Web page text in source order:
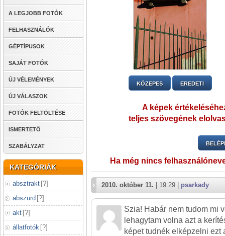
A LEGJOBB FOTÓK
FELHASZNÁLÓK
GÉPTÍPUSOK
SAJÁT FOTÓK
ÚJ VÉLEMÉNYEK
ÚJ VÁLASZOK
FOTÓK FELTÖLTÉSE
ISMERTETŐ
SZABÁLYZAT
KATEGÓRIÁK
absztrakt [?]
abszurd [?]
akt [?]
állatfotók [?]
KÖZEPES EREDETI
A képek
teljes szövegének
Ha még nincs
2010. október 11. | 19:29 | psarkady
Szia! Habár nem tudom mi
lehagytam volna azt a
képet tudnék elképzelni ezt